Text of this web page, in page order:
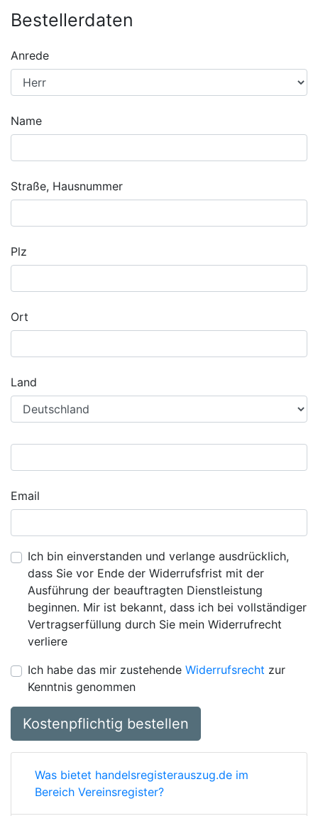
Bestellerdaten
Anrede
Name
Straße, Hausnummer
Plz
Ort
Land
Email
Ich bin einverstanden und verlange ausdrücklich,
dass Sie vor Ende der Widerrufsfrist mit der
Ausführung der beauftragten Dienstleistung
beginnen. Mir ist bekannt, dass ich bei vollständiger
Vertragserfüllung durch Sie mein Widerrufrecht
verliere
Ich habe das mir zustehende Widerrufsrecht zur
Kenntnis genommen
Kostenpflichtig bestellen
Was bietet handelsregisterauszug.de im
Bereich Vereinsregister?